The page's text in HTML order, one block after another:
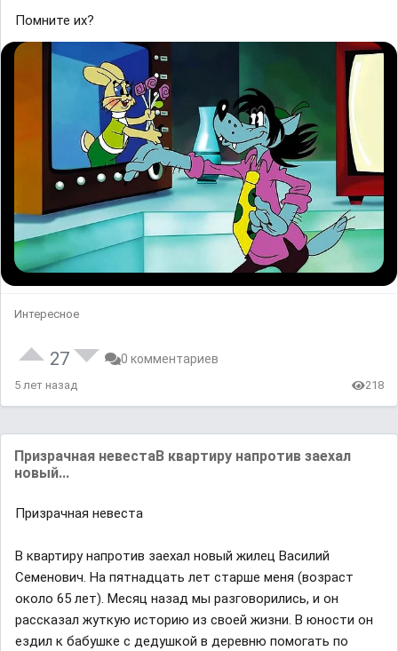
Помните их?
Интересное
27 0 комментариев
5 лет назад 218
Призрачная невестаВ квартиру напротив заехал
новый...
Призрачная невеста
В квартиру напротив заехал новый жилец Василий
Семенович. На пятнадцать лет старше меня (возраст
около 65 лет). Месяц назад мы разговорились, и он
рассказал жуткую историю из своей жизни. В юности он
ездил к бабушке с дедушкой в деревню помогать по